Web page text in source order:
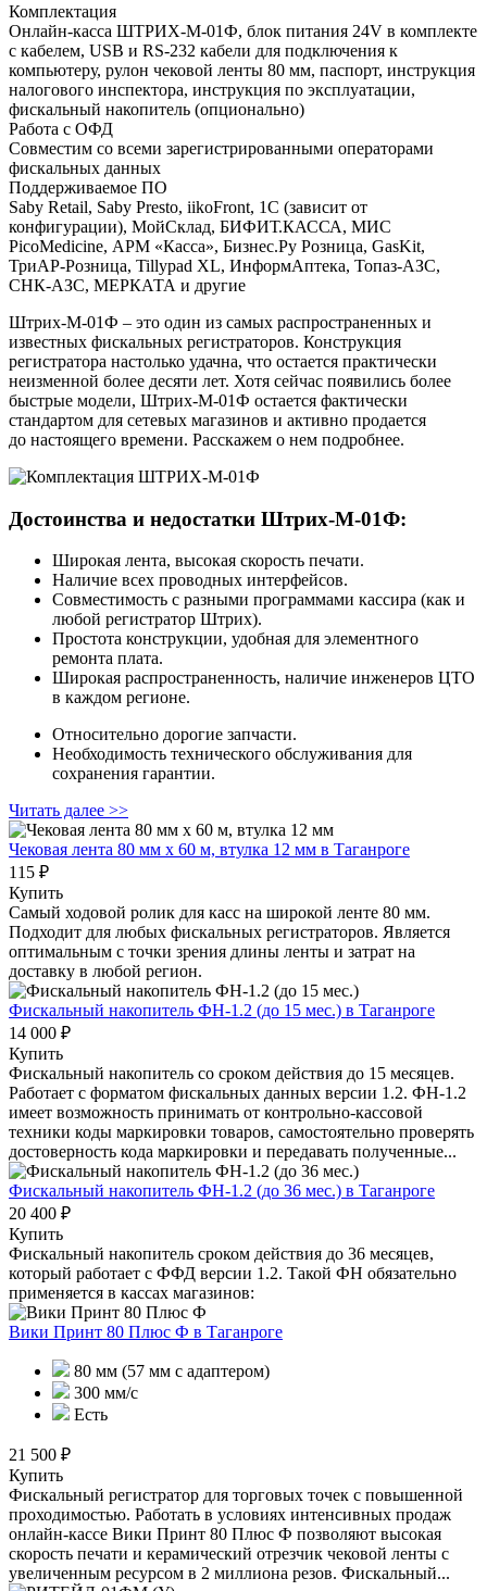
Комплектация
Онлайн-касса ШТРИХ-М-01Ф, блок питания 24V в комплекте
с кабелем, USB и RS-232 кабели для подключения к
компьютеру, рулон чековой ленты 80 мм, паспорт, инструкция
налогового инспектора, инструкция по эксплуатации,
фискальный накопитель (опционально)
Работа с ОФД
Совместим со всеми зарегистрированными операторами
фискальных данных
Поддерживаемое ПО
Saby Retail, Saby Presto, iikoFront, 1С (зависит от
конфигурации), МойСклад, БИФИТ.КАССА, МИС
PicoMedicine, АРМ «Касса», Бизнес.Ру Розница, GasKit,
ТриАР-Розница, Tillypad XL, ИнформАптека, Топаз-АЗС,
СНК-АЗС, МЕРКАТА и другие
Штрих-М-01Ф – это один из самых распространенных и
известных фискальных регистраторов. Конструкция
регистратора настолько удачна, что остается практически
неизменной более десяти лет. Хотя сейчас появились более
быстрые модели, Штрих‑М‑01Ф остается фактически
стандартом для сетевых магазинов и активно продается
до настоящего времени. Расскажем о нем подробнее.
Достоинства и недостатки Штрих‑М‑01Ф:
Широкая лента, высокая скорость печати.
Наличие всех проводных интерфейсов.
Совместимость с разными программами кассира (как и
любой регистратор Штрих).
Простота конструкции, удобная для элементного
ремонта плата.
Широкая распространенность, наличие инженеров ЦТО
в каждом регионе.
Относительно дорогие запчасти.
Необходимость технического обслуживания для
сохранения гарантии.
Читать далее >>
Чековая лента 80 мм x 60 м, втулка 12 мм в Таганроге
115 ₽
Купить
Самый ходовой ролик для касс на широкой ленте 80 мм.
Подходит для любых фискальных регистраторов. Является
оптимальным с точки зрения длины ленты и затрат на
доставку в любой регион.
Фискальный накопитель ФН-1.2 (до 15 мес.) в Таганроге
14 000 ₽
Купить
Фискальный накопитель cо сроком действия до 15 месяцев.
Работает с форматом фискальных данных версии 1.2. ФН-1.2
имеет возможность принимать от контрольно-кассовой
техники коды маркировки товаров, самостоятельно проверять
достоверность кода маркировки и передавать полученные...
Фискальный накопитель ФН-1.2 (до 36 мес.) в Таганроге
20 400 ₽
Купить
Фискальный накопитель сроком действия до 36 месяцев,
который работает с ФФД версии 1.2. Такой ФН обязательно
применяется в кассах магазинов:
Вики Принт 80 Плюс Ф в Таганроге
80 мм (57 мм с адаптером)
300 мм/с
Есть
21 500 ₽
Купить
Фискальный регистратор для торговых точек с повышенной
проходимостью. Работать в условиях интенсивных продаж
онлайн-кассе Вики Принт 80 Плюс Ф позволяют высокая
скорость печати и керамический отрезчик чековой ленты с
увеличенным ресурсом в 2 миллиона резов. Фискальный...